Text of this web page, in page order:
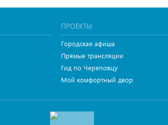
ПРОЕКТЫ
Городская афиша
Прямые трансляции
Гид по Череповцу
Мой комфортный двор